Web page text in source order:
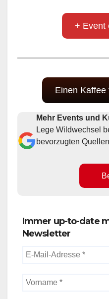
+ Event
Einen Kaffee
Mehr Events und
Lege Wildwechsel
bevorzugten
Immer up-to-date
Newsletter